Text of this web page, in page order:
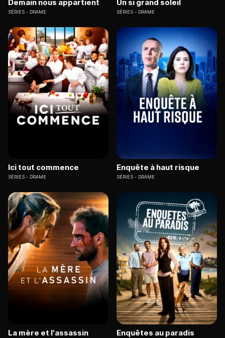
Demain nous appartient
SÉRIES DRAME
Un si grand soleil
SÉRIES DRAME
Ici tout commence
SÉRIES DRAME
Enquête à haut risque
SÉRIES DRAME
La mère et l'assassin Enquêtes au paradis